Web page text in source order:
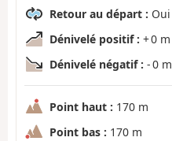
Retour au départ : Oui
Dénivelé positif : + 0 m
Dénivelé négatif : - 0 m
Point haut : 170 m
Point bas : 170 m